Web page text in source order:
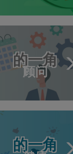
的一角
顾问
的一角